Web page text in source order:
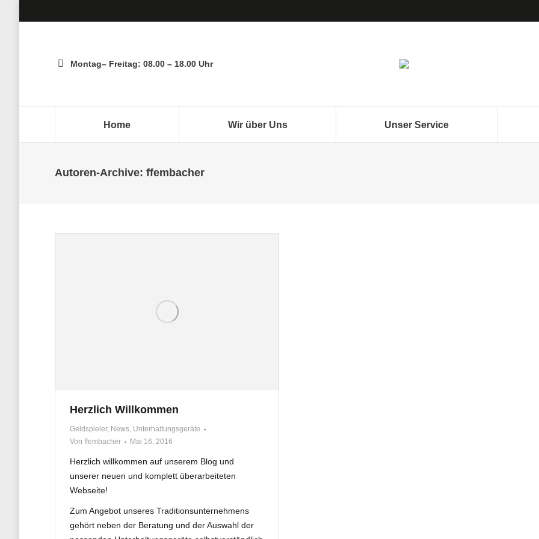
Montag– Freitag: 08.00 – 18.00 Uhr
Home Wir über Uns Unser Service
Autoren-Archive: ffembacher
Herzlich Willkommen
Geldspieler, News, Unterhaltungsgeräte
Von ffembacher Mai 16, 2016
Herzlich willkommen auf unserem Blog und
unserer neuen und komplett überarbeiteten
Webseite!
Zum Angebot unseres Traditionsunternehmens
gehört neben der Beratung und der Auswahl der